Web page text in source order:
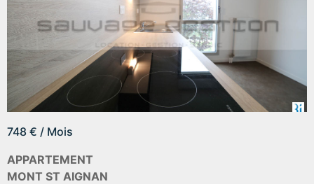
748 € / Mois
APPARTEMENT
MONT ST AIGNAN